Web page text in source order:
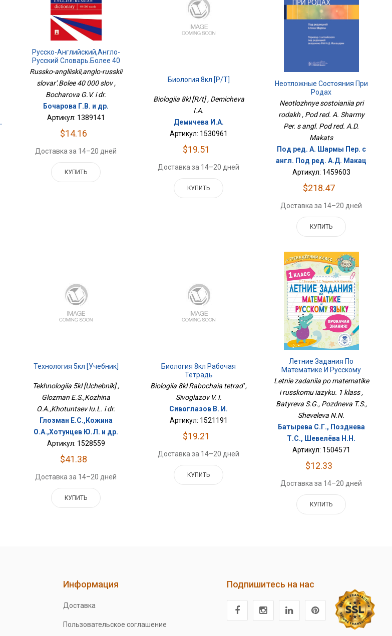
Русско-Английский,англо-
Русский Словарь.Более 40
000 Слов
Russko-angliiskii,anglo-russkii
slovar'.Bolee 40 000 slov ,
Bocharova G.V. i dr.
Бочарова Г.В. и др.
Артикул: 1389141
$14.16
Доставка за 14–20 дней
КУПИТЬ
Биология 8кл [Р/т]
Biologiia 8kl [R/t] , Demicheva
I.A.
Демичева И.А.
Артикул: 1530961
$19.51
Доставка за 14–20 дней
КУПИТЬ
Неотложные Состояния При
Родах
Neotlozhnye sostoianiia pri
rodakh , Pod red. A. Sharmy
Per. s angl. Pod red. A.D.
Makats
Под ред. А. Шармы Пер. с
англ. Под ред. А.Д. Макац
Артикул: 1459603
$218.47
Доставка за 14–20 дней
КУПИТЬ
Технология 5кл [Учебник]
Tekhnologiia 5kl [Uchebnik] ,
Glozman E.S.,Kozhina
O.A.,Khotuntsev Iu.L. i dr.
Глозман Е.С.,Кожина
О.А.,Хотунцев Ю.Л. и др.
Артикул: 1528559
$41.38
Доставка за 14–20 дней
КУПИТЬ
Биология 8кл Рабочая
Тетрадь
Biologiia 8kl Rabochaia tetrad' ,
Sivoglazov V. I.
Сивоглазов В. И.
Артикул: 1521191
$19.21
Доставка за 14–20 дней
КУПИТЬ
Летние Задания По
Математике И Русскому
Языку. 1 Класс
Letnie zadaniia po matematike
i russkomu iazyku. 1 klass ,
Batyreva S.G., Pozdneva T.S.,
Sheveleva N.N.
Батырева С.Г., Позднева
Т.С., Шевелёва Н.Н.
Артикул: 1504571
$12.33
Доставка за 14–20 дней
КУПИТЬ
Информация
Доставка
Пользовательское соглашение
Подпишитесь на нас